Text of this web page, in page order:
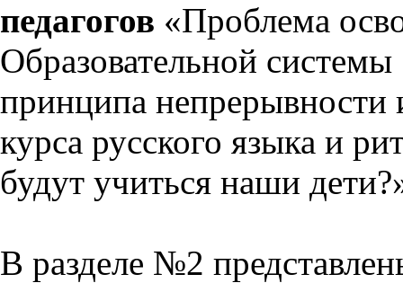
педагогов «Проблема
Образовательной
принципа непрерывности
курса русского языка и
будут учиться наши
В разделе №2